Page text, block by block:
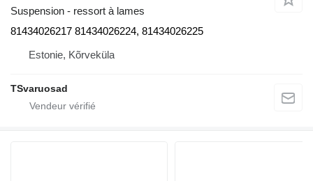
Suspension - ressort à lames
81434026217 81434026224, 81434026225
Estonie, Kõrveküla
TSvaruosad